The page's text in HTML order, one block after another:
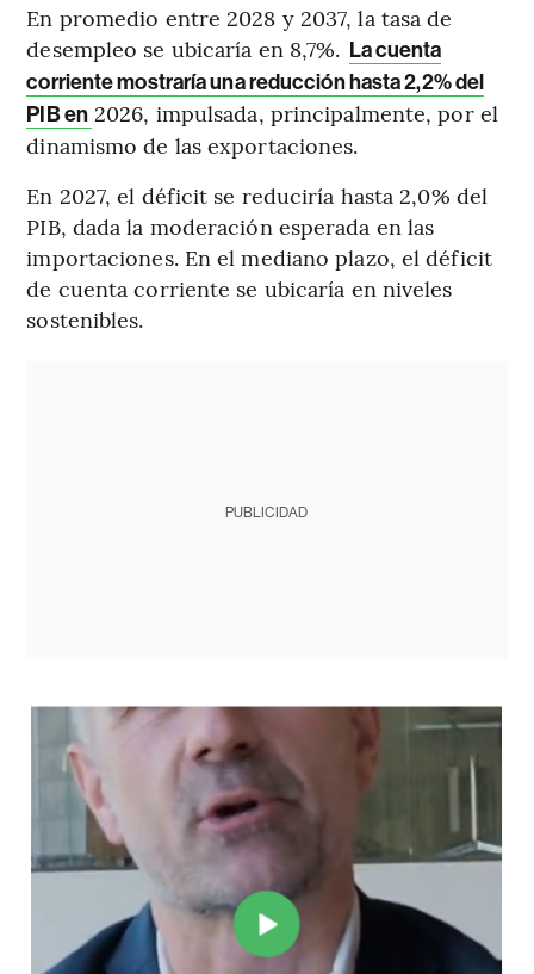
En promedio entre 2028 y 2037, la tasa de
desempleo se ubicaría en 8,7%. La cuenta
corriente mostraría una reducción hasta 2,2% del
PIB en 2026, impulsada, principalmente, por el
dinamismo de las exportaciones.
En 2027, el déficit se reduciría hasta 2,0% del
PIB, dada la moderación esperada en las
importaciones. En el mediano plazo, el déficit
de cuenta corriente se ubicaría en niveles
sostenibles.
PUBLICIDAD